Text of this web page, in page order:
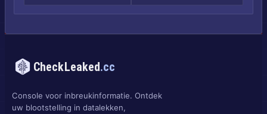
CheckLeaked.cc
Console voor inbreukinformatie. Ontdek
uw blootstelling in datalekken,